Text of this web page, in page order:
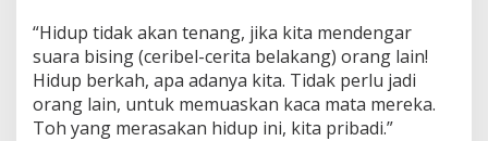
“Hidup tidak akan tenang, jika kita mendengar
suara bising (ceribel-cerita belakang) orang lain!
Hidup berkah, apa adanya kita. Tidak perlu jadi
orang lain, untuk memuaskan kaca mata mereka.
Toh yang merasakan hidup ini, kita pribadi.”